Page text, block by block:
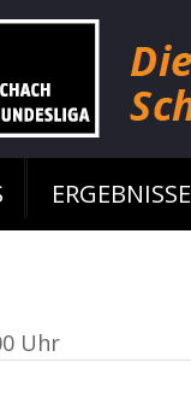
ERGEBNISSE
Uhr